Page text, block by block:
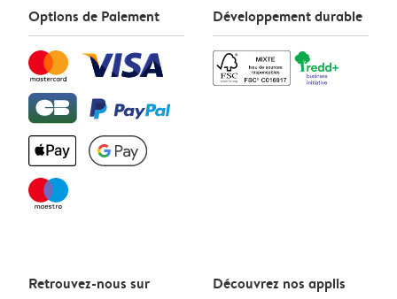
Options de Paiement Développement durable
Retrouvez-nous sur Découvrez nos applis